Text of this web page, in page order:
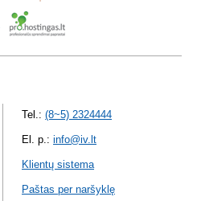
Tel.: (8~5) 2324444
El. p.: info@iv.lt
Klientų sistema
Paštas per naršyklę